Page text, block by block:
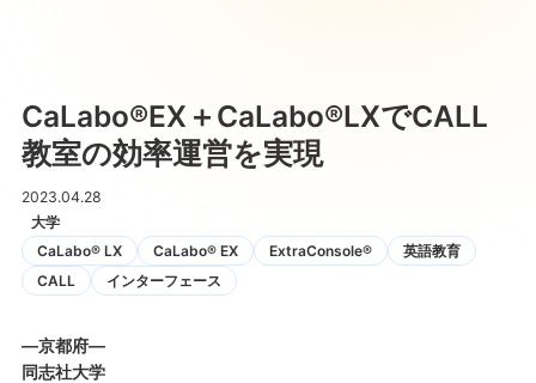
CaLabo®EX＋CaLabo®LXでCALL
教室の効率運営を実現
2023.04.28
大学
CaLabo® LX
CaLabo® EX ExtraConsole®
英語教育
CALL
インターフェース
―京都府―
同志社大学